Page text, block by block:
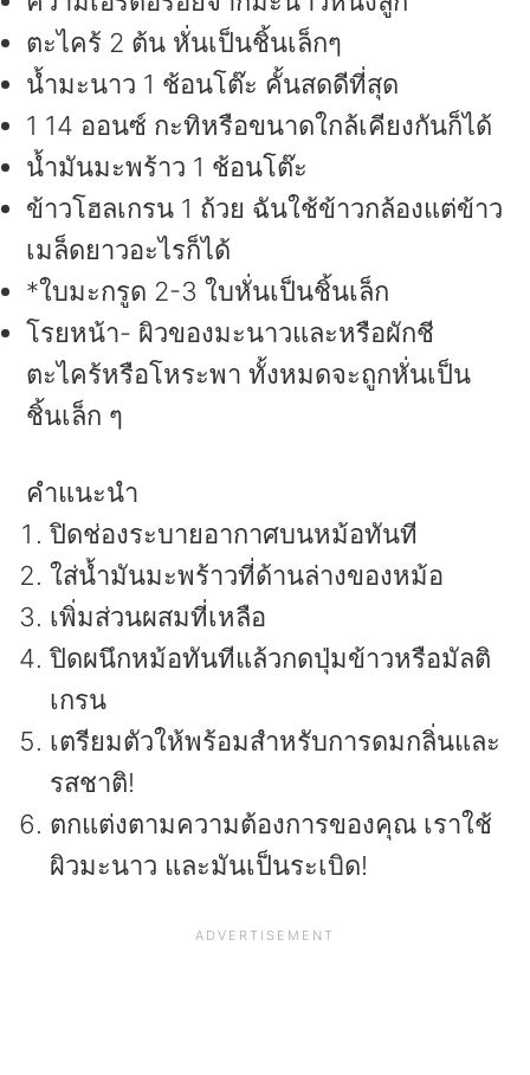
ตะไคร้ 2 ต้น หั่นเป็นชิ้นเล็กๆ
น้ำมะนาว 1 ช้อนโต๊ะ คั้นสดดีที่สุด
1 14 ออนซ์ กะทิหรือขนาดใกล้เคียงกันก็ได้
น้ำมันมะพร้าว 1 ช้อนโต๊ะ
ข้าวโฮลเกรน 1 ถ้วย ฉันใช้ข้าวกล้องแต่ข้าว
เมล็ดยาวอะไรก็ได้
*ใบมะกรูด 2-3 ใบหั่นเป็นชิ้นเล็ก
โรยหน้า- ผิวของมะนาวและหรือผักชี
ตะไคร้หรือโหระพา ทั้งหมดจะถูกหั่นเป็น
ชิ้นเล็ก ๆ
คำแนะนำ
ปิดช่องระบายอากาศบนหม้อทันที
ใส่น้ำมันมะพร้าวที่ด้านล่างของหม้อ
เพิ่มส่วนผสมที่เหลือ
ปิดผนึกหม้อทันทีแล้วกดปุ่มข้าวหรือมัลติ
เกรน
เตรียมตัวให้พร้อมสำหรับการดมกลิ่นและ
รสชาติ!
ตกแต่งตามความต้องการของคุณ เราใช้
ผิวมะนาว และมันเป็นระเบิด!